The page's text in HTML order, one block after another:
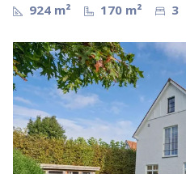
924 m²
170 m² 3